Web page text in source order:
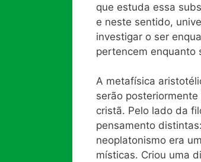
que estuda essa
e neste sentido,
investigar o ser
pertencem enquanto
A metafísica
serão
cristã. Pelo lado da
pensamento
neoplatonismo era
místicas. Criou uma